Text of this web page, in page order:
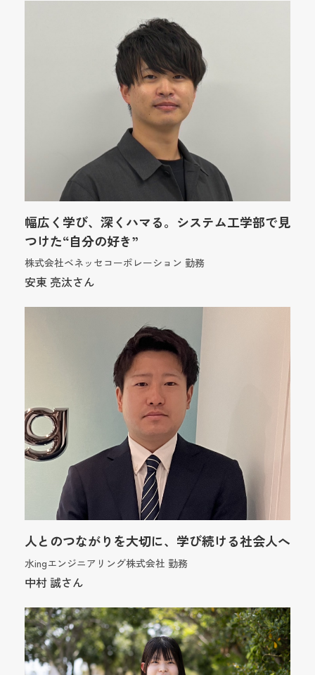
幅広く学び、深くハマる。システム工学部で見
つけた“自分の好き”
株式会社ベネッセコーポレーション 勤務
安東 亮汰さん
人とのつながりを大切に、学び続ける社会人へ
水ingエンジニアリング株式会社 勤務
中村 誠さん